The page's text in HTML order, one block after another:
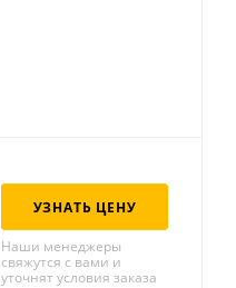
УЗНАТЬ ЦЕНУ
Наши менеджеры
свяжутся с вами и
уточнят условия заказа